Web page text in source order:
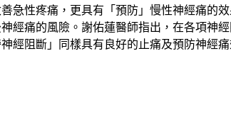
急性疼痛，更具有「預防」慢性神經痛的
經痛的風險。謝佑蓮醫師指出，在各項神
經阻斷」同樣具有良好的止痛及預防神經